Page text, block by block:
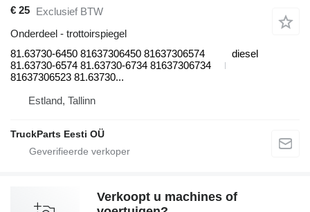
€ 25 Exclusief BTW
Onderdeel - trottoirspiegel
81.63730-6450 81637306450 81637306574
81.63730-6574 81.63730-6734 81637306734
81637306523 81.63730...
diesel
Estland, Tallinn
TruckParts Eesti OÜ
Verkoopt u machines of